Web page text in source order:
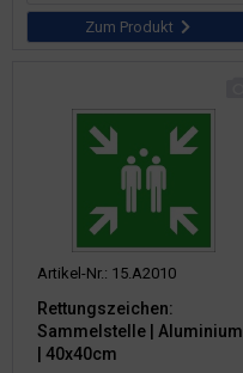
Zum Produkt
Artikel-Nr.: 15.A2010
Rettungszeichen:
Sammelstelle | Aluminium
| 40x40cm